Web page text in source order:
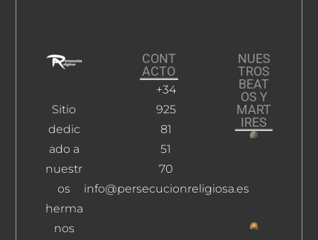
Sitio
dedic
ado a
nuestr
os
herma
nos
CONT
ACTO
+34
925
81
51
70
info@persecucionreligiosa.es
NUES
TROS
BEAT
OS Y
MART
IRES